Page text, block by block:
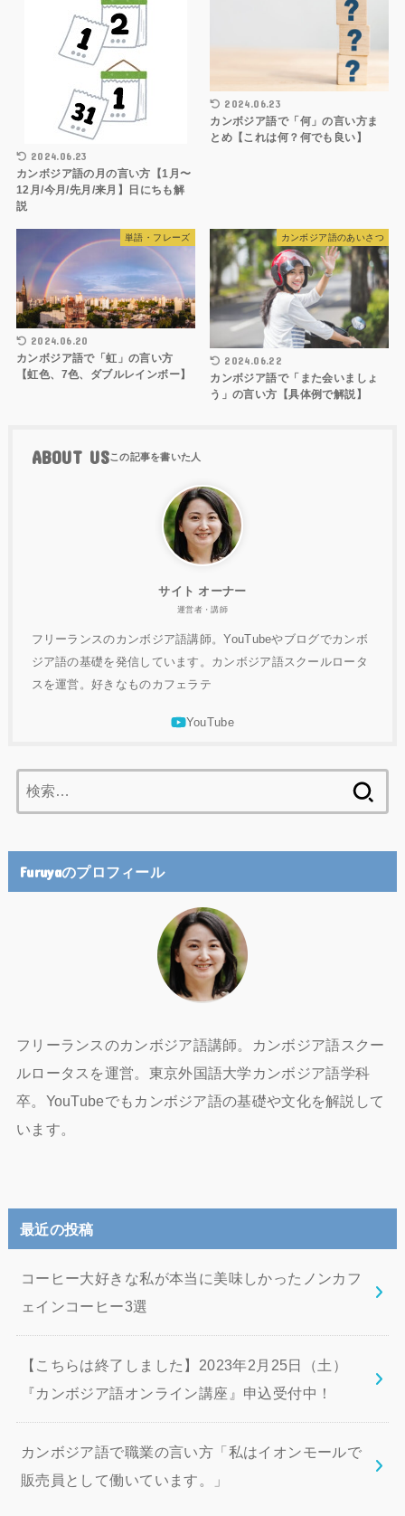
2024.06.23
カンボジア語の月の言い方【1月〜
12月/今月/先月/来月】日にちも解
説
2024.06.23
カンボジア語で「何」の言い方ま
とめ【これは何？何でも良い】
単語・フレーズ
2024.06.20
カンボジア語で「虹」の言い方
【虹色、7色、ダブルレインボー】
カンボジア語のあいさつ
2024.06.22
カンボジア語で「また会いましょ
う」の言い方【具体例で解説】
ABOUT US
サイト オーナー
運営者・講師
フリーランスのカンボジア語講師。YouTubeやブログでカンボ
ジア語の基礎を発信しています。カンボジア語スクールロータ
スを運営。好きなものカフェラテ
索:
Furuyaのプロフィール
フリーランスのカンボジア語講師。カンボジア語スクー
ルロータスを運営。東京外国語大学カンボジア語学科
卒。YouTubeでもカンボジア語の基礎や文化を解説して
います。
最近の投稿
コーヒー大好きな私が本当に美味しかったノンカフ
ェインコーヒー3選
【こちらは終了しました】2023年2月25日（土）
『カンボジア語オンライン講座』申込受付中！
カンボジア語で職業の言い方「私はイオンモールで
販売員として働いています。」